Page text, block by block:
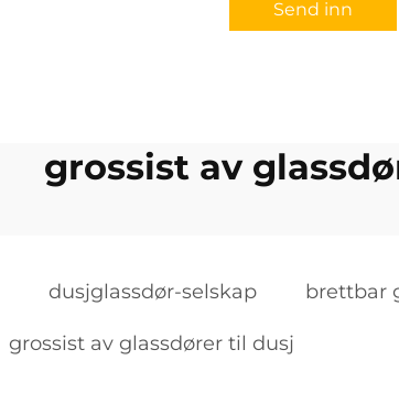
Send inn
grossist av
dusjglassdør-selskap brettbar
grossist av glassdører til dusj